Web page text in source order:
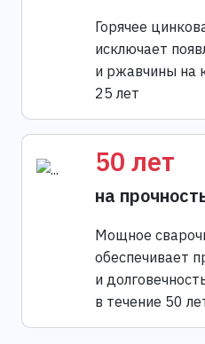
Горячее
исключает
и ржавчины на
25 лет
50 лет
на
Мощное
обеспечивает
и
в течение 50